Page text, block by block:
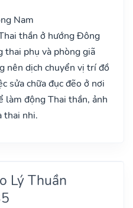
Nam
thần ở hướng Đông
thai phụ và phòng giã
nên dịch chuyển vị trí đồ
sửa chữa đục đẽo ở nơi
làm động Thai thần, ảnh
thai nhi.
Lý Thuần